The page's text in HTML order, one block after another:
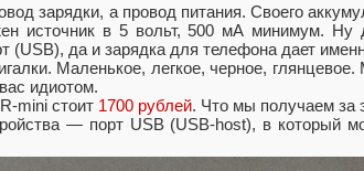
зарядки, а провод питания. Своего
источник в 5 вольт, 500 мА минимум.
(USB), да и зарядка для телефона дает
Маленькое, легкое, черное, глянцевое.
идиотом.
mini стоит 1700 рублей. Что мы получаем за
— порт USB (USB-host), в который